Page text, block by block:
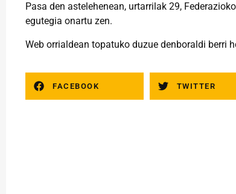
Pasa den astelehenean, urtarrilak 29,
egutegia onartu zen.
Web orrialdean topatuko duzue denboraldi berri
FACEBOOK TWITTER